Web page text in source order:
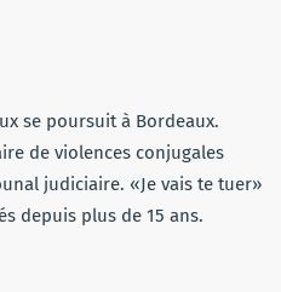
se poursuit à Bordeaux.
de violences conjugales
judiciaire. «Je vais te tuer»
depuis plus de 15 ans.